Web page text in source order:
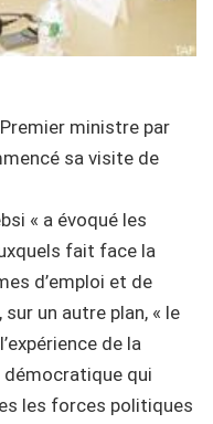
ministre par
sa visite de
« a évoqué les
fait face la
d’emploi et de
un autre plan, « le
de la
qui
les forces politiques